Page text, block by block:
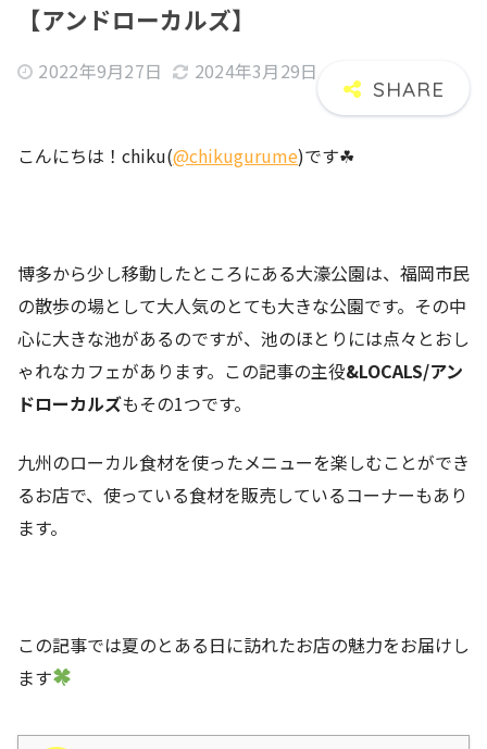
【アンドローカルズ】
2022年9月27日 2024年3月29日
こんにちは！chiku(@chikugurume)です☘
博多から少し移動したところにある大濠公園は、福岡市民
の散歩の場として大人気のとても大きな公園です。その中
心に大きな池があるのですが、池のほとりには点々とおし
ゃれなカフェがあります。この記事の主役&LOCALS/アン
ドローカルズもその1つです。
九州のローカル食材を使ったメニューを楽しむことができ
るお店で、使っている食材を販売しているコーナーもあり
ます。
この記事では夏のとある日に訪れたお店の魅力をお届けし
ます